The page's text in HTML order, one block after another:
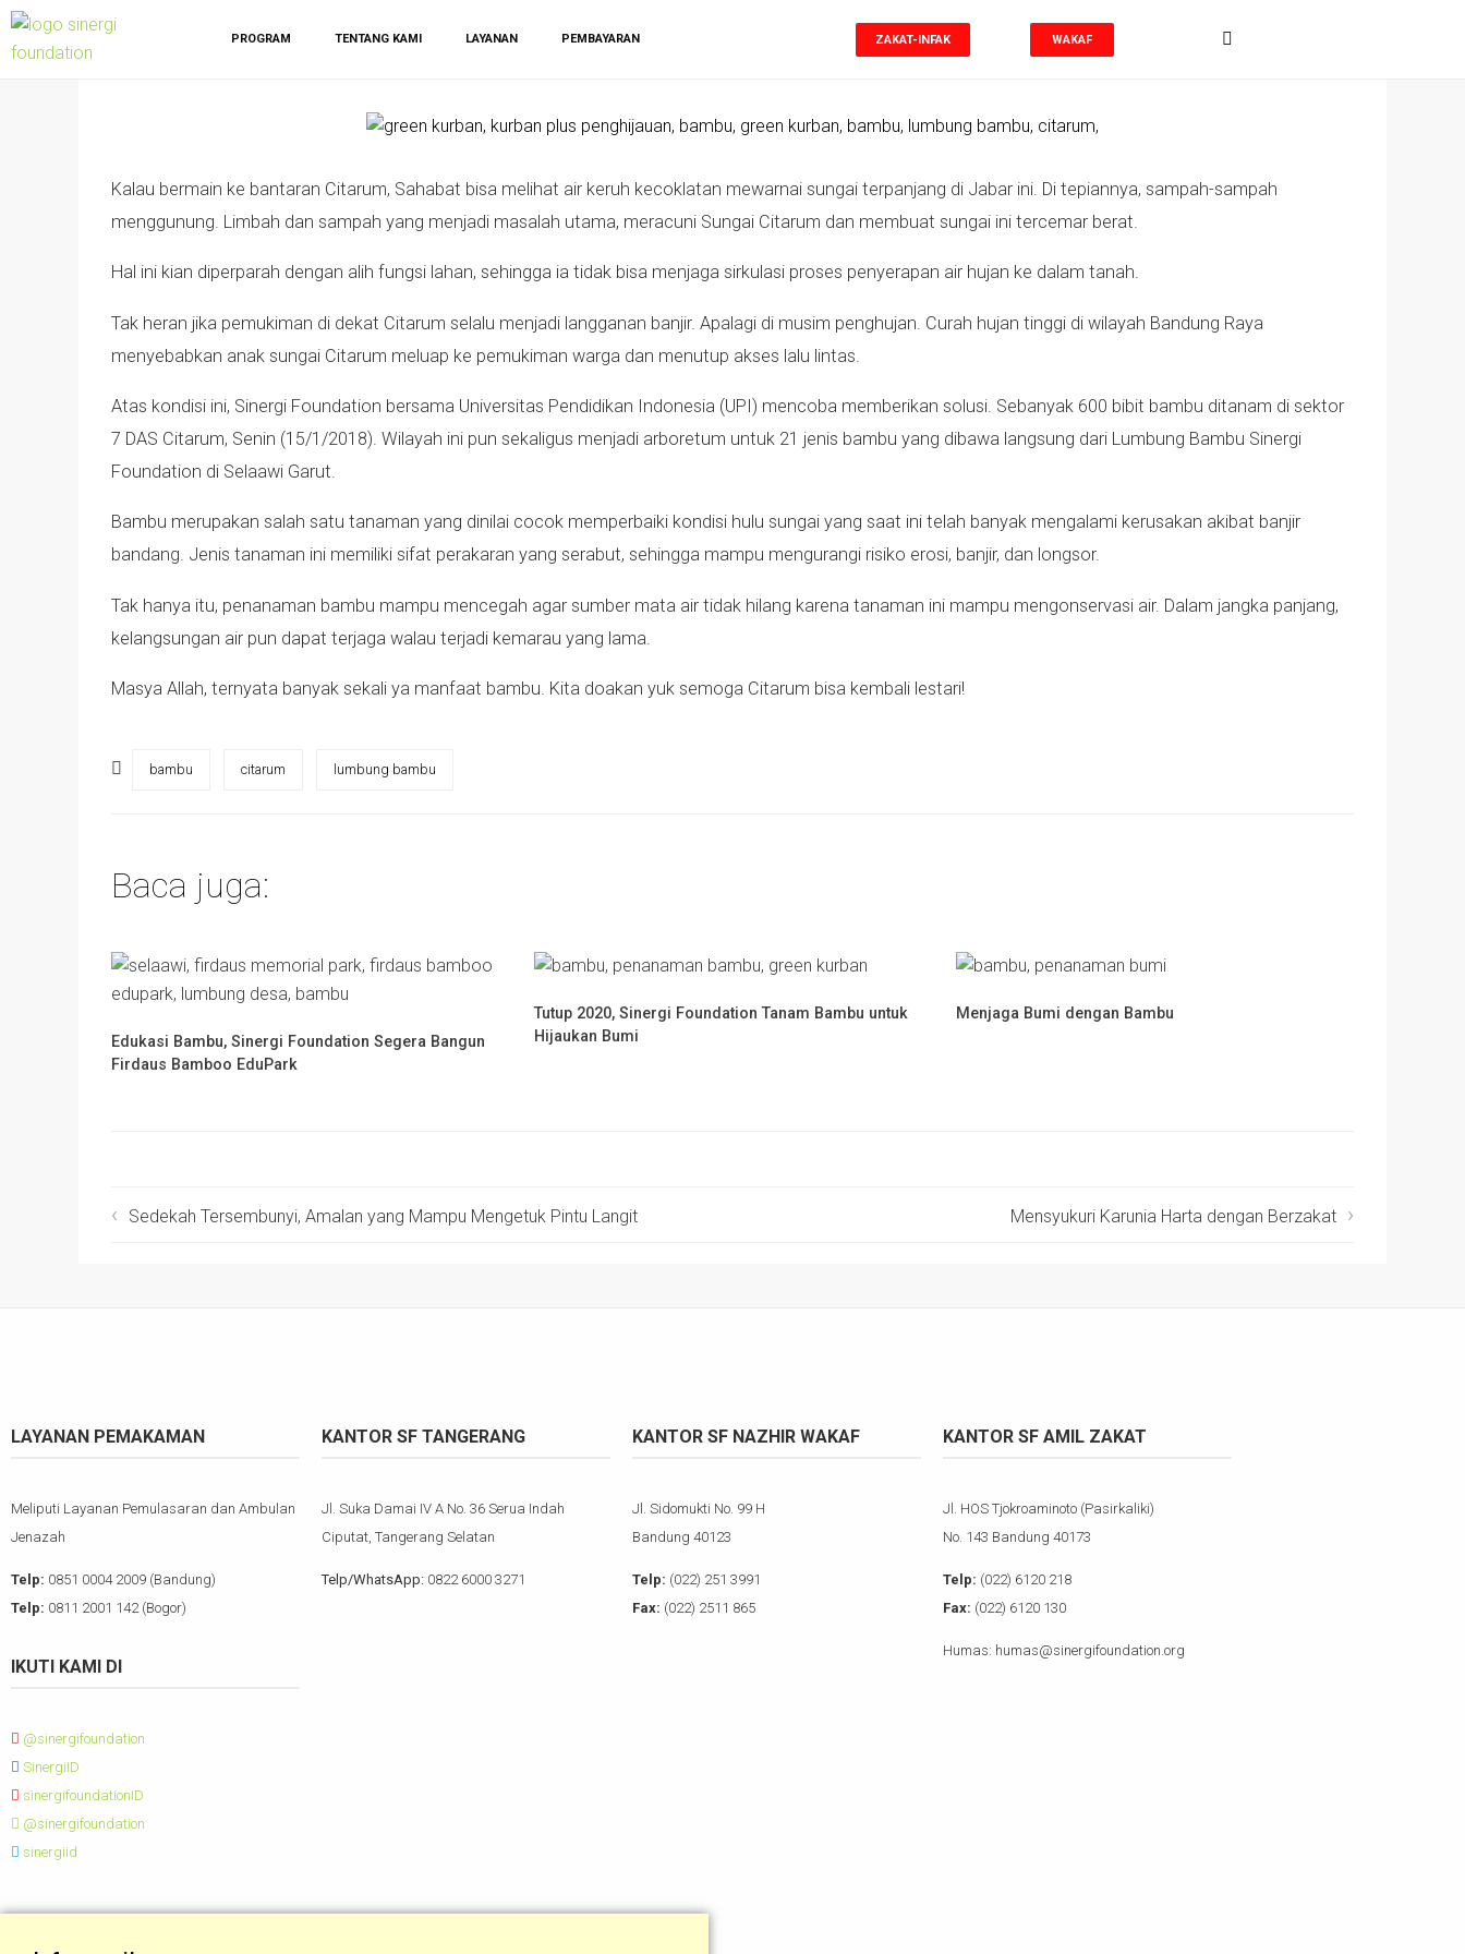
PROGRAM TENTANG KAMI LAYANAN PEMBAYARAN ZAKAT-INFAK WAKAF
Kalau bermain ke bantaran Citarum, Sahabat bisa melihat air keruh kecoklatan mewarnai sungai terpanjang di Jabar ini. Di tepiannya, sampah-sampah
menggunung. Limbah dan sampah yang menjadi masalah utama, meracuni Sungai Citarum dan membuat sungai ini tercemar berat.
Hal ini kian diperparah dengan alih fungsi lahan, sehingga ia tidak bisa menjaga sirkulasi proses penyerapan air hujan ke dalam tanah.
Tak heran jika pemukiman di dekat Citarum selalu menjadi langganan banjir. Apalagi di musim penghujan. Curah hujan tinggi di wilayah Bandung Raya
menyebabkan anak sungai Citarum meluap ke pemukiman warga dan menutup akses lalu lintas.
Atas kondisi ini, Sinergi Foundation bersama Universitas Pendidikan Indonesia (UPI) mencoba memberikan solusi. Sebanyak 600 bibit bambu ditanam di sektor
7 DAS Citarum, Senin (15/1/2018). Wilayah ini pun sekaligus menjadi arboretum untuk 21 jenis bambu yang dibawa langsung dari Lumbung Bambu Sinergi
Foundation di Selaawi Garut.
Bambu merupakan salah satu tanaman yang dinilai cocok memperbaiki kondisi hulu sungai yang saat ini telah banyak mengalami kerusakan akibat banjir
bandang. Jenis tanaman ini memiliki sifat perakaran yang serabut, sehingga mampu mengurangi risiko erosi, banjir, dan longsor.
Tak hanya itu, penanaman bambu mampu mencegah agar sumber mata air tidak hilang karena tanaman ini mampu mengonservasi air. Dalam jangka panjang,
kelangsungan air pun dapat terjaga walau terjadi kemarau yang lama.
Masya Allah, ternyata banyak sekali ya manfaat bambu. Kita doakan yuk semoga Citarum bisa kembali lestari!
bambu citarum lumbung bambu
Baca juga:
Edukasi Bambu, Sinergi Foundation Segera Bangun
Firdaus Bamboo EduPark
Tutup 2020, Sinergi Foundation Tanam Bambu untuk
Hijaukan Bumi
Menjaga Bumi dengan Bambu
Sedekah Tersembunyi, Amalan yang Mampu Mengetuk Pintu Langit Mensyukuri Karunia Harta dengan Berzakat
LAYANAN PEMAKAMAN
Meliputi Layanan Pemulasaran dan Ambulan
Jenazah
Telp: 0851 0004 2009 (Bandung)
Telp: 0811 2001 142 (Bogor)
IKUTI KAMI DI
@sinergifoundation
SinergiID
sinergifoundationID
@sinergifoundation
sinergiid
KANTOR SF TANGERANG
Jl. Suka Damai IV A No. 36 Serua Indah
Ciputat, Tangerang Selatan
Telp/WhatsApp: 0822 6000 3271
KANTOR SF NAZHIR WAKAF
Jl. Sidomukti No. 99 H
Bandung 40123
Telp: (022) 251 3991
Fax: (022) 2511 865
KANTOR SF AMIL ZAKAT
Jl. HOS Tjokroaminoto (Pasirkaliki)
No. 143 Bandung 40173
Telp: (022) 6120 218
Fax: (022) 6120 130
Humas: humas@sinergifoundation.org